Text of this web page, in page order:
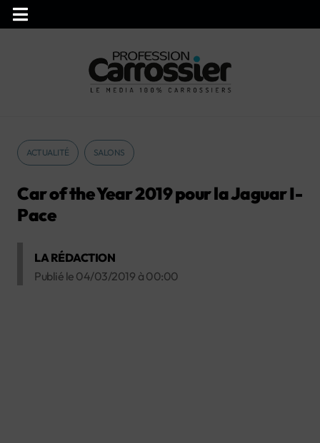
ACTUALITÉ SALONS
Car of the Year 2019 pour la Jaguar I-
Pace
LA RÉDACTION
Publié le 04/03/2019 à 00:00